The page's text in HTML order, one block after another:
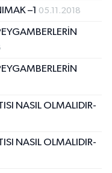
–1 05.11.2018
NASIL OLMALIDIR-
NASIL OLMALIDIR-